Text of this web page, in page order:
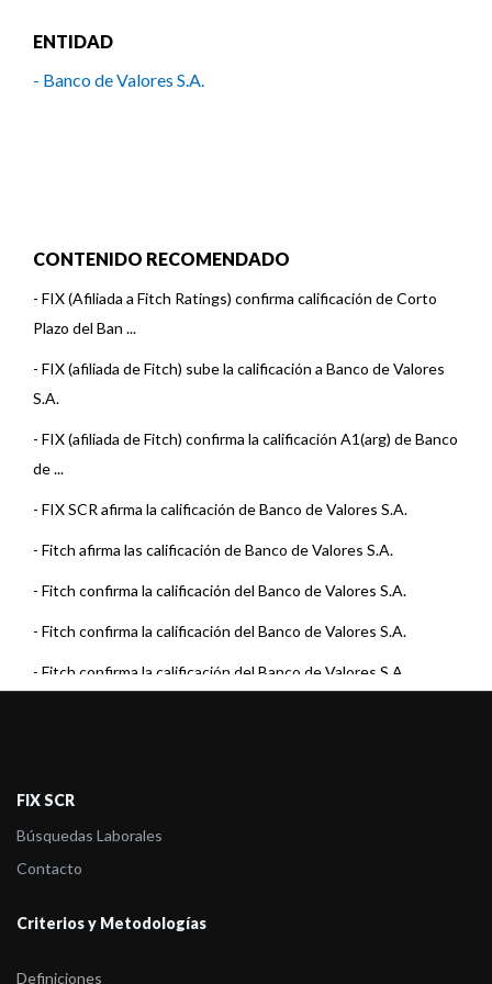
ENTIDAD
- Banco de Valores S.A.
CONTENIDO RECOMENDADO
- FIX (Afiliada a Fitch Ratings) confirma calificación de Corto
Plazo del Ban ...
- FIX (afiliada de Fitch) sube la calificación a Banco de Valores
S.A.
- FIX (afiliada de Fitch) confirma la calificación A1(arg) de Banco
de ...
- FIX SCR afirma la calificación de Banco de Valores S.A.
- Fitch afirma las calificación de Banco de Valores S.A.
- Fitch confirma la calificación del Banco de Valores S.A.
- Fitch confirma la calificación del Banco de Valores S.A.
- Fitch confirma la calificación del Banco de Valores S.A.
- Fitch confirma la calificación del Banco de Valores S.A.
-Fitch confirma la calificación del Banco de Valores S.A.
-Fitch confirma la calificación del Banco de Valores S.A.
-Fitch confirma la calificación del Banco de Valores S.A.
FIX SCR
Búsquedas Laborales
Contacto
Criterios y Metodologías
Definiciones